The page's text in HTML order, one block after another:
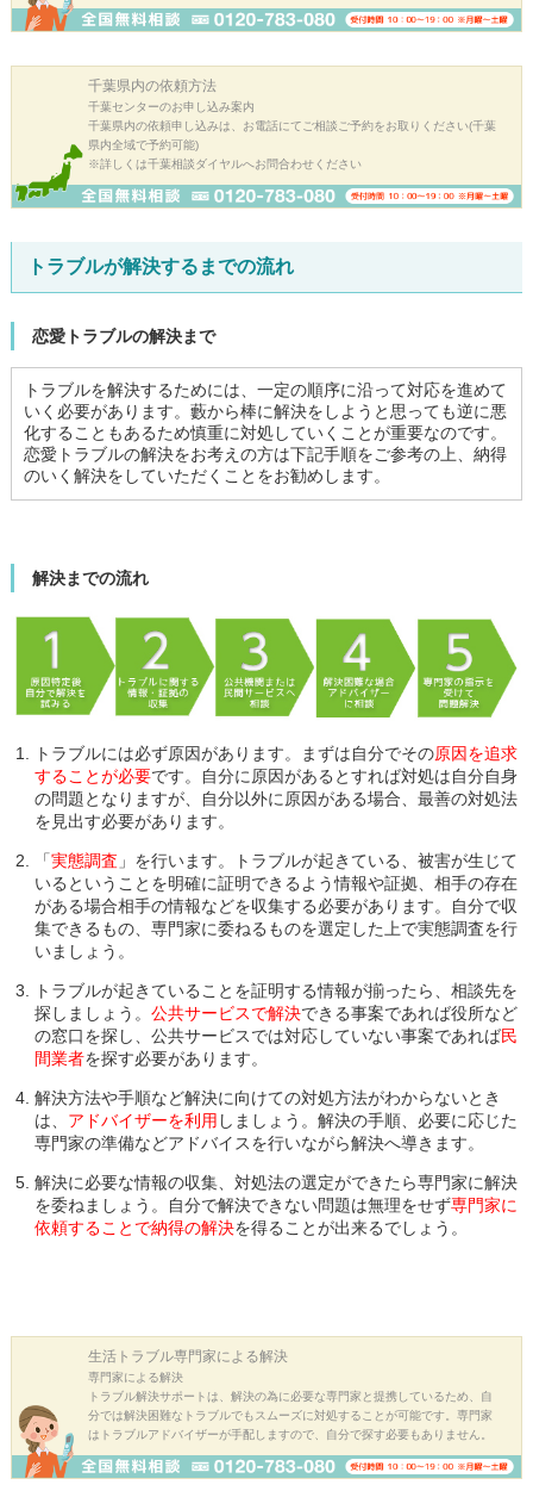
千葉県内の依頼方法
千葉センターのお申し込み案内
千葉県内の依頼申し込みは、お電話にてご相談ご予約をお取りください(千葉
県内全域で予約可能)
※詳しくは千葉相談ダイヤルへお問合わせください
トラブルが解決するまでの流れ
恋愛トラブルの解決まで
トラブルを解決するためには、一定の順序に沿って対応を進めて
いく必要があります。藪から棒に解決をしようと思っても逆に悪
化することもあるため慎重に対処していくことが重要なのです。
恋愛トラブルの解決をお考えの方は下記手順をご参考の上、納得
のいく解決をしていただくことをお勧めします。
解決までの流れ
トラブルには必ず原因があります。まずは自分でその原因を追求
することが必要です。自分に原因があるとすれば対処は自分自身
の問題となりますが、自分以外に原因がある場合、最善の対処法
を見出す必要があります。
「実態調査 」を行います。トラブルが起きている、被害が生じて
いるということを明確に証明できるよう情報や証拠、相手の存在
がある場合相手の情報などを収集する必要があります。自分で収
集できるもの、専門家に委ねるものを選定した上で実態調査を行
いましょう。
トラブルが起きていることを証明する情報が揃ったら、相談先を
探しましょう。 公共サービスで解決できる事案であれば役所など
の窓口を探し、公共サービスでは対応していない事案であれば民
間業者を探す必要があります。
解決方法や手順など解決に向けての対処方法がわからないとき
は、 アドバイザーを利用 しましょう。解決の手順、必要に応じた
専門家の準備などアドバイスを行いながら解決へ導きます。
解決に必要な情報の収集、対処法の選定ができたら専門家に解決
を委ねましょう。自分で解決できない問題は無理をせず専門家に
依頼することで納得の解決を得ることが出来るでしょう。
生活トラブル専門家による解決
専門家による解決
トラブル解決サポートは、解決の為に必要な専門家と提携しているため、自
分では解決困難なトラブルでもスムーズに対処することが可能です。専門家
はトラブルアドバイザーが手配しますので、自分で探す必要もありません。